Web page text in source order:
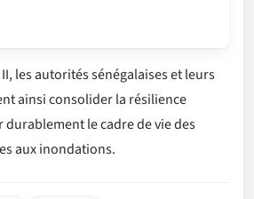
II, les autorités sénégalaises et leurs
ainsi consolider la résilience
le cadre de vie des
aux inondations.